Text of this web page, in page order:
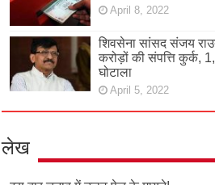
April 8, 2022
शिवसेना सांसद संजय
करोड़ों की संपत्ति कुर्क,
घोटाला
April 5, 2022
लेख